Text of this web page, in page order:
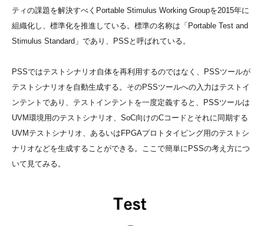
ティの課題を解決すべくPortable Stimulus Working Groupを2015年に
組織化し、標準化を推進している。標準の名称は「Portable Test and
Stimulus Standard」であり、PSSと呼ばれている。
PSSではテストシナリオ自体を再利用するのではなく、PSSツールが
テストシナリオを自動生成する。そのPSSツールへの入力はテストイ
ンテントであり、テストインテントを一度定義すると、PSSツールは
UVM環境用のテストシナリオ、SoC向けのCコードとそれに同期する
UVMテストシナリオ、あるいはFPGAプロトタイピング用のテストシ
ナリオなどを生成することができる。ここで簡単にPSSの考え方につ
いて見てみる。